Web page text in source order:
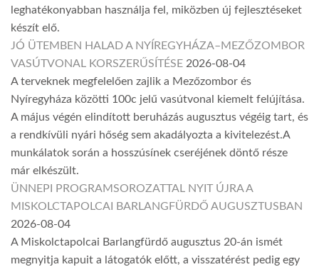
leghatékonyabban használja fel, miközben új fejlesztéseket
készít elő.
JÓ ÜTEMBEN HALAD A NYÍREGYHÁZA–MEZŐZOMBOR
VASÚTVONAL KORSZERŰSÍTÉSE 2026-08-04
A terveknek megfelelően zajlik a Mezőzombor és
Nyíregyháza közötti 100c jelű vasútvonal kiemelt felújítása.
A május végén elindított beruházás augusztus végéig tart, és
a rendkívüli nyári hőség sem akadályozta a kivitelezést.A
munkálatok során a hosszúsínek cseréjének döntő része
már elkészült.
ÜNNEPI PROGRAMSOROZATTAL NYIT ÚJRA A
MISKOLCTAPOLCAI BARLANGFÜRDŐ AUGUSZTUSBAN
2026-08-04
A Miskolctapolcai Barlangfürdő augusztus 20-án ismét
megnyitja kapuit a látogatók előtt, a visszatérést pedig egy